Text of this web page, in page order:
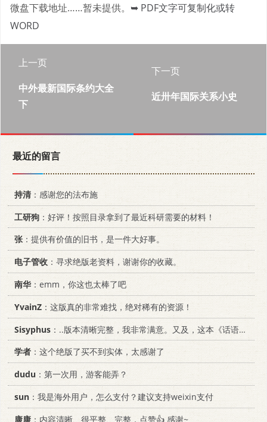
微盘下载地址……暂未提供。 ➥ PDF文字可复制化或转
WORD
上一页
中外最新国际条约大全
下
下一页
近卅年国际关系小史
最近的留言
持清：感谢您的法布施
工研狗 ：好评！按照目录拿到了最近科研需要的材料！
张：提供有价值的旧书，是一件大好事。
电子管收 ：寻求绝版老资料，谢谢你的收藏。
南华 ：emm，你这也太棒了吧
YvainZ ：这版真的非常难找，绝对稀有的资源！
Sisyphus ：..版本清晰完整，我非常满意。又及，这本《话语的真相》...
学者 ：这个绝版了买不到实体，太感谢了
dudu ：第一次用，游客能弄？
sun ：我是海外用户，怎么支付？建议支持weixin支付
康康 ：内容清晰、很平整、完整，点赞👍 感谢~